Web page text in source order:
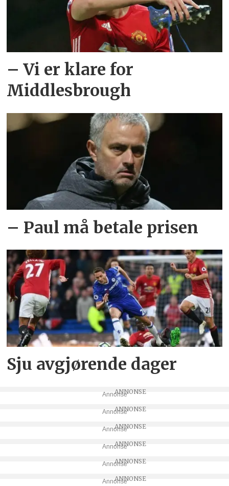
– Vi er klare for
Middlesbrough
– Paul må betale prisen
Sju avgjørende dager
Annonse
Annonse
Annonse
Annonse
Annonse
Annonse